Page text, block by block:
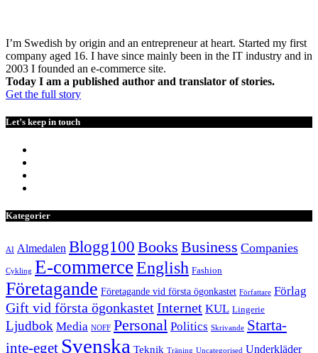
I’m Swedish by origin and an entrepreneur at heart. Started my first
company aged 16. I have since mainly been in the IT industry and in
2003 I founded an e-commerce site.
Today I am a published author and translator of stories.
Get the full story
Let’s keep in touch
Kategorier
AI Almedalen Blogg100 Books Business Companies
Cykling E-commerceEnglish Fashion
Företagande Företagande vid första ögonkastet Författare Förlag
Gift vid första ögonkastetInternet KUL Lingerie
Ljudbok Media NOFF Personal Politics Skrivande Starta-
inte-eget Svenska Teknik Träning Uncategorised Underkläder